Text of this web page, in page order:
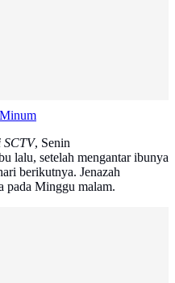
SCTV, Senin
lalu, setelah mengantar ibunya
berikutnya. Jenazah
pada Minggu malam.